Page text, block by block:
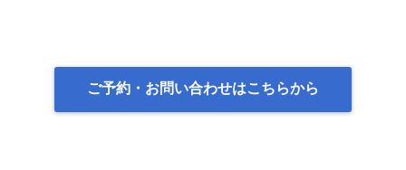
ご予約・お問い合わせはこちらから